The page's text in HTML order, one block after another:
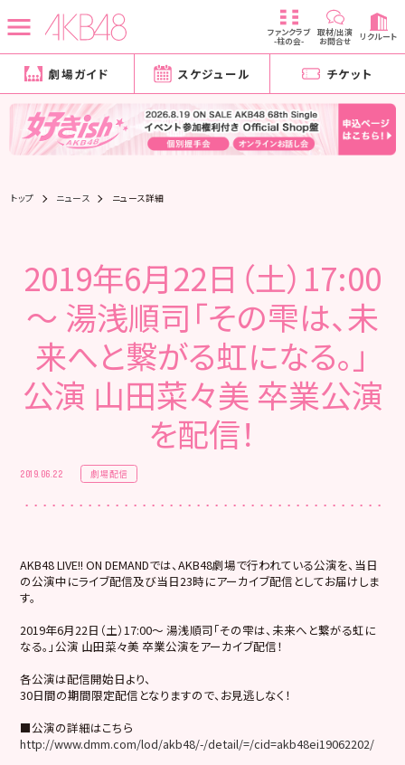
ファンクラブ
-柱の会-
取材/出演
お問合せ リクルート
劇場ガイド スケジュール チケット
トップ ニュース ニュース詳細
2019年6月22日（土）17:00
～ 湯浅順司「その雫は、未
来へと繋がる虹になる。」
公演 山田菜々美 卒業公演
を配信！
2019.06.22 劇場配信
AKB48 LIVE!! ON DEMANDでは、AKB48劇場で行われている公演を、当日
の公演中にライブ配信及び当日23時にアーカイブ配信としてお届けしま
す。
2019年6月22日（土）17:00～ 湯浅順司「その雫は、未来へと繋がる虹に
なる。」公演 山田菜々美 卒業公演をアーカイブ配信！
各公演は配信開始日より、
30日間の期間限定配信となりますので、お見逃しなく！
■公演の詳細はこちら
http://www.dmm.com/lod/akb48/-/detail/=/cid=akb48ei19062202/